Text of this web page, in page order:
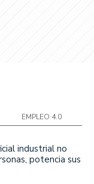
EMPLEO 4.0
industrial no
potencia sus